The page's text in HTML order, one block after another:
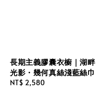
長期主義膠囊衣櫥｜湖畔
光影・幾何真絲淺藍絲巾
Regular
NT$ 2,580